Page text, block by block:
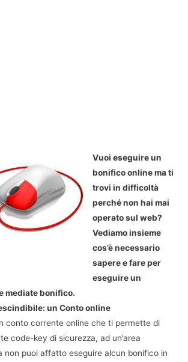
Vuoi eseguire un
bonifico online ma ti
trovi in difficoltà
perché non hai mai
operato sul web?
Vediamo insieme
cos’è necessario
sapere e fare per
eseguire un
mediate bonifico.
un Conto online
conto corrente online che ti permette di
code-key di sicurezza, ad un’area
non puoi affatto eseguire alcun bonifico in